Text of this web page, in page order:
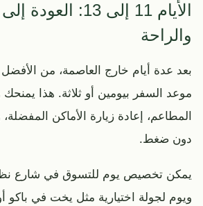
الأيام 11 إلى 13:
والراحة
بعد عدة أيام خارج العاصمة، من الأفضل
موعد السفر بيومين أو ثلاثة. هذا يمنحك
المطاعم، إعادة زيارة الأماكن
دون ضغط.
يمكن تخصيص يوم للتسوق في شارع
ويوم لجولة اختيارية مثل يخت في